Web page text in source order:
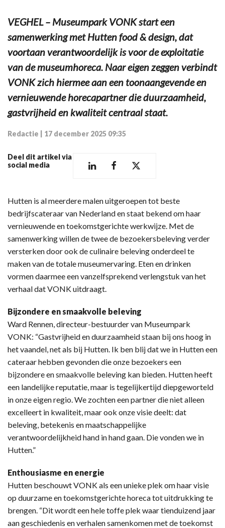
VEGHEL – Museumpark VONK start een
samenwerking met Hutten food & design, dat
voortaan verantwoordelijk is voor de exploitatie
van de museumhoreca. Naar eigen zeggen verbindt
VONK zich hiermee aan een toonaangevende en
vernieuwende horecapartner die duurzaamheid,
gastvrijheid en kwaliteit centraal staat.
Redactie 17 december 2025 09:35
Deel dit artikel via
social media
Hutten is al meerdere malen uitgeroepen tot beste
bedrijfscateraar van Nederland en staat bekend om haar
vernieuwende en toekomstgerichte werkwijze. Met de
samenwerking willen de twee de bezoekersbeleving verder
versterken door ook de culinaire beleving onderdeel te
maken van de totale museumervaring. Eten en drinken
vormen daarmee een vanzelfsprekend verlengstuk van het
verhaal dat VONK uitdraagt.
Bijzondere en smaakvolle beleving
Ward Rennen, directeur-bestuurder van Museumpark
VONK: “Gastvrijheid en duurzaamheid staan bij ons hoog in
het vaandel, net als bij Hutten. Ik ben blij dat we in Hutten een
cateraar hebben gevonden die onze bezoekers een
bijzondere en smaakvolle beleving kan bieden. Hutten heeft
een landelijke reputatie, maar is tegelijkertijd diepgeworteld
in onze eigen regio. We zochten een partner die niet alleen
excelleert in kwaliteit, maar ook onze visie deelt: dat
beleving, betekenis en maatschappelijke
verantwoordelijkheid hand in hand gaan. Die vonden we in
Hutten.”
Enthousiasme en energie
Hutten beschouwt VONK als een unieke plek om haar visie
op duurzame en toekomstgerichte horeca tot uitdrukking te
brengen. “Dit wordt een hele toffe plek waar tienduizend jaar
aan geschiedenis en verhalen samenkomen met de toekomst